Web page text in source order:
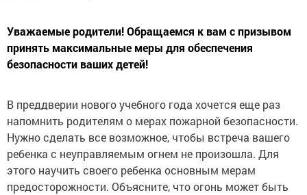
Уважаемые родители! Обращаемся к вам с призывом
принять максимальные меры для обеспечения
безопасности ваших детей!
В преддверии нового учебного года хочется еще раз
напомнить родителям о мерах пожарной безопасности.
Нужно сделать все возможное, чтобы встреча вашего
ребенка с неуправляемым огнем не произошла. Для
этого научить своего ребенка основным мерам
предосторожности. Объясните, что огонь может быть